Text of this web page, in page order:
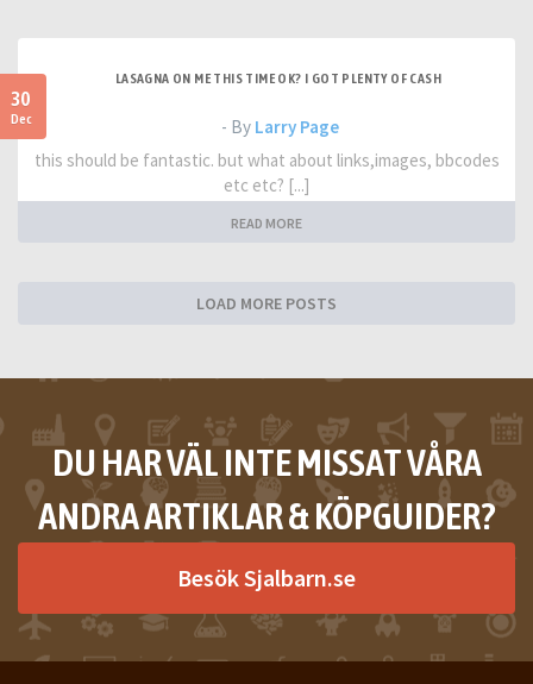
30
Dec
LASAGNA ON ME THIS TIME OK? I GOT PLENTY OF CASH
- By Larry Page
this should be fantastic. but what about links,images, bbcodes
etc etc? [...]
READ MORE
LOAD MORE POSTS
DU HAR VÄL INTE MISSAT VÅRA
ANDRA ARTIKLAR & KÖPGUIDER?
Besök Sjalbarn.se